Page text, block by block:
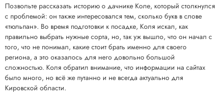
Позвольте рассказать историю о дачнике Коле, который столкнулся
с проблемой: он также интересовался тем, сколько букв в слове
«тюльпан». Во время подготовки к посадке, Коля искал, как
правильно выбрать нужные сорта, но, так уж вышло, что он начал с
того, что не понимал, какие стоит брать именно для своего
региона, а это оказалось для него довольно большой
сложностью. Коля обратил внимание, что информации на сайтах
было много, но всё же путанно и не всегда актуально для
Кировской области.